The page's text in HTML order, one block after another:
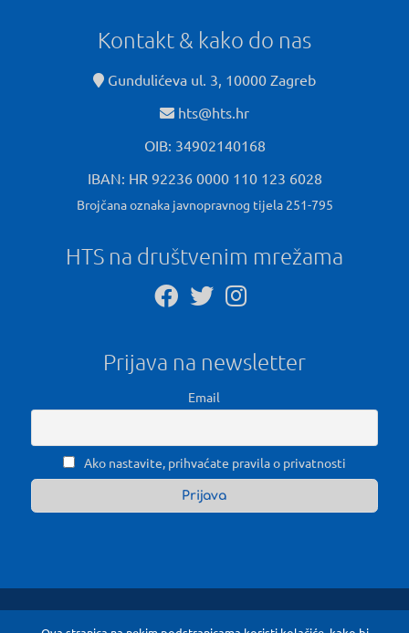
Kontakt & kako do nas
Gundulićeva ul. 3, 10000 Zagreb
hts@hts.hr
OIB: 34902140168
IBAN: HR 92236 0000 110 123 6028
Brojčana oznaka javnopravnog tijela 251-795
HTS na društvenim mrežama
Prijava na newsletter
Email
Ako nastavite, prihvaćate pravila o privatnosti